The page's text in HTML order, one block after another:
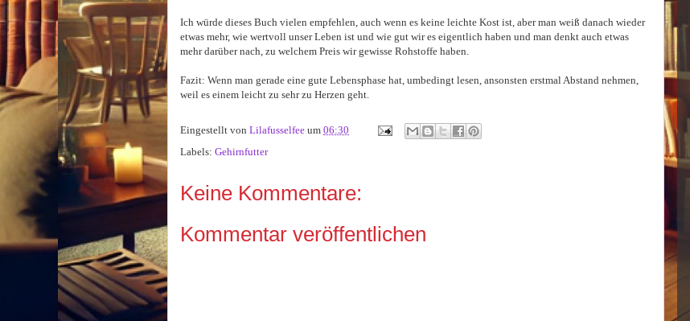
Ich würde dieses Buch vielen empfehlen, auch wenn es keine leichte Kost ist, aber man weiß danach wieder
etwas mehr, wie wertvoll unser Leben ist und wie gut wir es eigentlich haben und man denkt auch etwas
mehr darüber nach, zu welchem Preis wir gewisse Rohstoffe haben.
Fazit: Wenn man gerade eine gute Lebensphase hat, umbedingt lesen, ansonsten erstmal Abstand nehmen,
weil es einem leicht zu sehr zu Herzen geht.
Eingestellt von Lilafusselfee um 06:30
Labels: Gehirnfutter
Keine Kommentare:
Kommentar veröffentlichen